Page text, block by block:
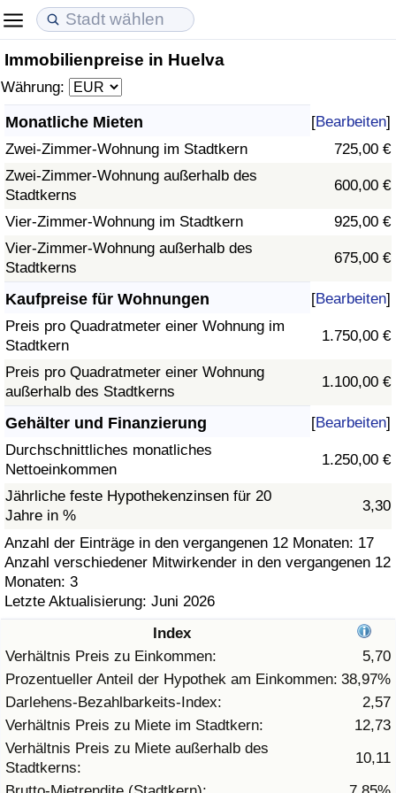
Immobilienpreise in Huelva
Währung:
Monatliche Mieten [Bearbeiten]
Zwei-Zimmer-Wohnung im Stadtkern
725,00 €
Zwei-Zimmer-Wohnung außerhalb des
Stadtkerns
600,00 €
Vier-Zimmer-Wohnung im Stadtkern
925,00 €
Vier-Zimmer-Wohnung außerhalb des
Stadtkerns
675,00 €
Kaufpreise für Wohnungen [Bearbeiten]
Preis pro Quadratmeter einer Wohnung im
Stadtkern
1.750,00 €
Preis pro Quadratmeter einer Wohnung
außerhalb des Stadtkerns
1.100,00 €
Gehälter und Finanzierung [Bearbeiten]
Durchschnittliches monatliches
Nettoeinkommen
1.250,00 €
Jährliche feste Hypothekenzinsen für 20
Jahre in %
3,30
Anzahl der Einträge in den vergangenen 12 Monaten: 17
Anzahl verschiedener Mitwirkender in den vergangenen 12
Monaten: 3
Letzte Aktualisierung: Juni 2026
Index
Verhältnis Preis zu Einkommen:
5,70
Prozentueller Anteil der Hypothek am Einkommen: 38,97%
Darlehens-Bezahlbarkeits-Index:
2,57
Verhältnis Preis zu Miete im Stadtkern:
12,73
Verhältnis Preis zu Miete außerhalb des
Stadtkerns:
10,11
Lebenshaltungskosten
Lebenshaltungskosten-Index (aktuell)
Lebenshaltungskosten-Index
Lebenshaltungskosten-Index nach Land
in Akaba
Immobilienpreise
Immobilienpreis-Index (aktuell)
Immobilienpreis-Index
Immobilienpreis-Index nach Land
Lebensqualität
Lebensqualität-Index
Lebensqualität-Index (aktuell)
Lebensqualitätsindex nach Land
Kriminalität
Kriminalitäts-Index (aktuell)
Kriminalitäts-Index
Kriminalitätsindex nach Land
Gesundheitsversorgung
Gesundheitsversorgungs-Index (aktuell)
Gesundheitsversorgungs-Index
Gesundheitsversorgungs-Index nach Land
Umweltverschmutzung
Umweltverschmutzungs-Index (aktuell)
Verschmutzungsindex
Umweltverschmutzungs-Index nach Land
Verkehr